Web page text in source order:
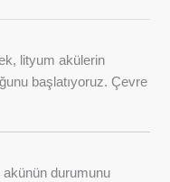
lityum akülerin
başlatıyoruz. Çevre
durumunu